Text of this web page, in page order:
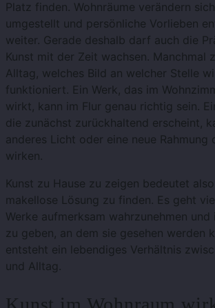
Platz finden. Wohnräume verändern
umgestellt und persönliche Vorlieben
weiter. Gerade deshalb darf auch die
Kunst mit der Zeit wachsen. Manchmal
Alltag, welches Bild an welcher Stelle
funktioniert. Ein Werk, das im
wirkt, kann im Flur genau richtig sein.
die zunächst zurückhaltend erscheint,
anderes Licht oder eine neue Rahmung
wirken.
Kunst zu Hause zu zeigen bedeutet
makellose Lösung zu finden. Es geht
Werke aufmerksam wahrzunehmen und
zu geben, an dem sie gesehen werden
entsteht ein lebendiges Verhältnis
und Alltag.